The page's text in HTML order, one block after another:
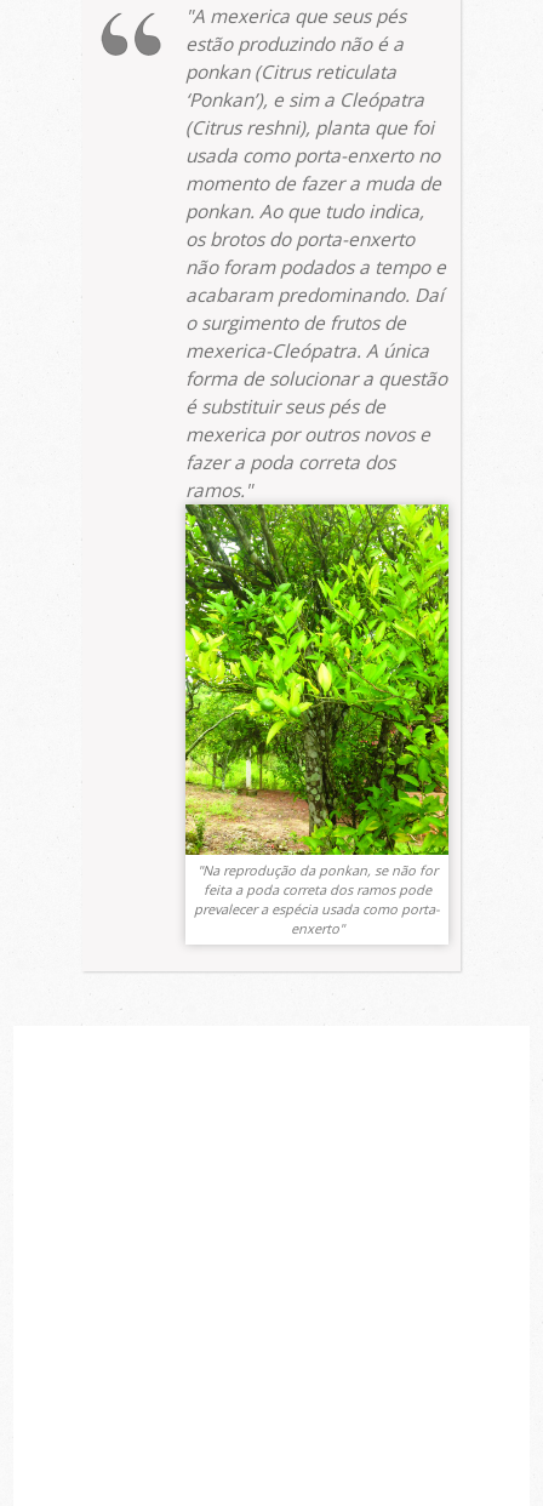
A mexerica que seus pés
estão produzindo não é a
ponkan (Citrus reticulata
‘Ponkan’), e sim a Cleópatra
(Citrus reshni), planta que foi
usada como porta-enxerto no
momento de fazer a muda de
ponkan. Ao que tudo indica,
os brotos do porta-enxerto
não foram podados a tempo e
acabaram predominando. Daí
o surgimento de frutos de
mexerica-Cleópatra. A única
forma de solucionar a questão
é substituir seus pés de
mexerica por outros novos e
fazer a poda correta dos
ramos.
Na reprodução da ponkan, se não for
feita a poda correta dos ramos pode
prevalecer a espécia usada como porta-
enxerto